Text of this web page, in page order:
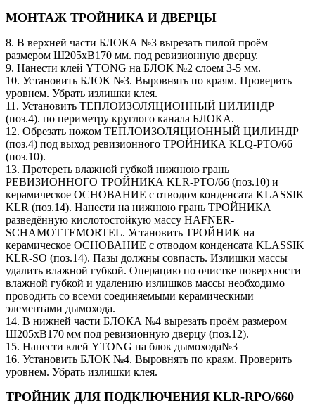
МОНТАЖ ТРОЙНИКА И ДВЕРЦЫ
8. В верхней части БЛОКА №3 вырезать пилой проём
размером Ш205хВ170 мм. под ревизионную дверцу.
9. Нанести клей YTONG на БЛОК №2 слоем 3-5 мм.
10. Установить БЛОК №3. Выровнять по краям. Проверить
уровнем. Убрать излишки клея.
11. Установить ТЕПЛОИЗОЛЯЦИОННЫЙ ЦИЛИНДР
(поз.4). по периметру круглого канала БЛОКА.
12. Обрезать ножом ТЕПЛОИЗОЛЯЦИОННЫЙ ЦИЛИНДР
(поз.4) под выход ревизионного ТРОЙНИКА KLQ-PTO/66
(поз.10).
13. Протереть влажной губкой нижнюю грань
РЕВИЗИОННОГО ТРОЙНИКА KLR-PTO/66 (поз.10) и
керамическое ОСНОВАНИЕ с отводом конденсата KLASSIK
KLR (поз.14). Нанести на нижнюю грань ТРОЙНИКА
разведённую кислотостойкую массу HAFNER-
SCHAMOTTEMORTEL. Установить ТРОЙНИК на
керамическое ОСНОВАНИЕ с отводом конденсата KLASSIK
KLR-SO (поз.14). Пазы должны совпасть. Излишки массы
удалить влажной губкой. Операцию по очистке поверхности
влажной губкой и удалению излишков массы необходимо
проводить со всеми соединяемыми керамическими
элементами дымохода.
14. В нижней части БЛОКА №4 вырезать проём размером
Ш205хВ170 мм под ревизионную дверцу (поз.12).
15. Нанести клей YTONG на блок дымохода№3
16. Установить БЛОК №4. Выровнять по краям. Проверить
уровнем. Убрать излишки клея.
ТРОЙНИК ДЛЯ ПОДКЛЮЧЕНИЯ KLR-RPO/660